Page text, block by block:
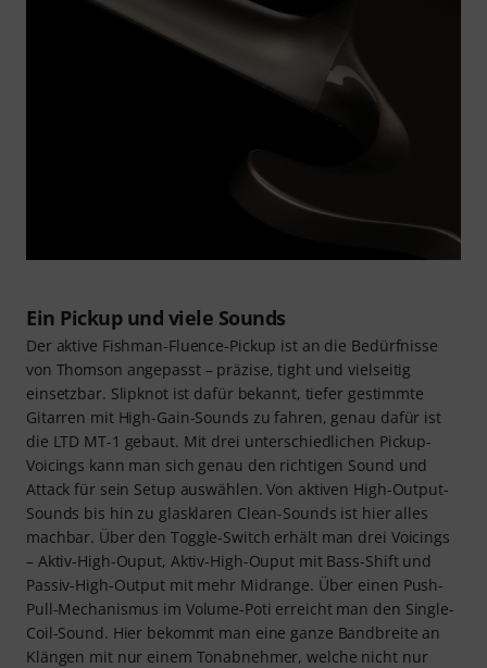
Ein Pickup und viele Sounds
Der aktive Fishman-Fluence-Pickup ist an die Bedürfnisse
von Thomson angepasst – präzise, tight und vielseitig
einsetzbar. Slipknot ist dafür bekannt, tiefer gestimmte
Gitarren mit High-Gain-Sounds zu fahren, genau dafür ist
die LTD MT-1 gebaut. Mit drei unterschiedlichen Pickup-
Voicings kann man sich genau den richtigen Sound und
Attack für sein Setup auswählen. Von aktiven High-Output-
Sounds bis hin zu glasklaren Clean-Sounds ist hier alles
machbar. Über den Toggle-Switch erhält man drei Voicings
– Aktiv-High-Ouput, Aktiv-High-Ouput mit Bass-Shift und
Passiv-High-Output mit mehr Midrange. Über einen Push-
Pull-Mechanismus im Volume-Poti erreicht man den Single-
Coil-Sound. Hier bekommt man eine ganze Bandbreite an
Klängen mit nur einem Tonabnehmer, welche nicht nur